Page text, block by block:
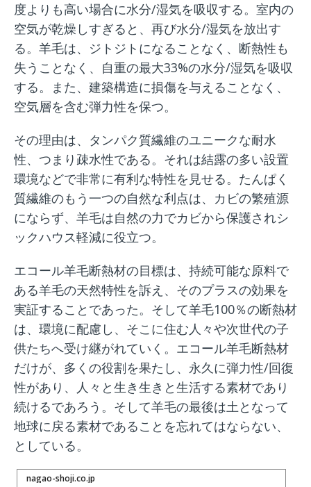
度よりも高い場合に水分/湿気を吸収する。室内の
空気が乾燥しすぎると、再び水分/湿気を放出す
る。羊毛は、ジトジトになることなく、断熱性も
失うことなく、自重の最大33%の水分/湿気を吸収
する。また、建築構造に損傷を与えることなく、
空気層を含む弾力性を保つ。
その理由は、タンパク質繊維のユニークな耐水
性、つまり疎水性である。それは結露の多い設置
環境などで非常に有利な特性を見せる。たんぱく
質繊維のもう一つの自然な利点は、カビの繁殖源
にならず、羊毛は自然の力でカビから保護されシ
ックハウス軽減に役立つ。
エコール羊毛断熱材の目標は、持続可能な原料で
ある羊毛の天然特性を訴え、そのプラスの効果を
実証することであった。そして羊毛100％の断熱材
は、環境に配慮し、そこに住む人々や次世代の子
供たちへ受け継がれていく。エコール羊毛断熱材
だけが、多くの役割を果たし、永久に弾力性/回復
性があり、人々と生き生きと生活する素材であり
続けるであろう。そして羊毛の最後は土となって
地球に戻る素材であることを忘れてはならない、
としている。
nagao-shoji.co.jp